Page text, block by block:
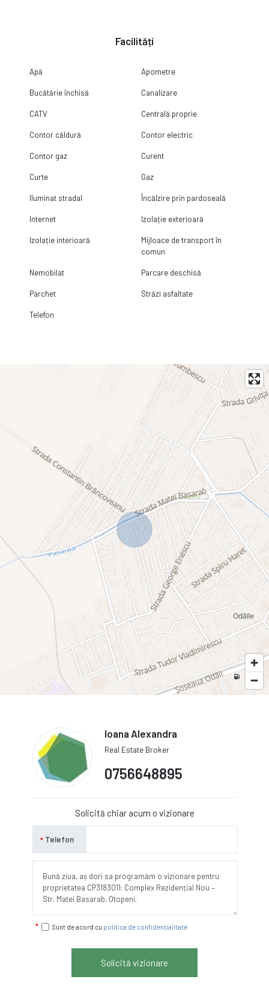
Facilități
Apă Apometre
Bucătărie închisă Canalizare
CATV Centrală proprie
Contor căldură Contor electric
Contor gaz Curent
Curte Gaz
Iluminat stradal Încălzire prin pardoseală
Internet Izolație exterioară
Izolație interioară
Mijloace de transport în
comun
Nemobilat Parcare deschisă
Parchet Străzi asfaltate
Telefon
Ioana Alexandra
Real Estate Broker
0756648895
Solicită chiar acum o vizionare
Telefon
Sunt de acord cu politica de confidențialitate
Solicită vizionare